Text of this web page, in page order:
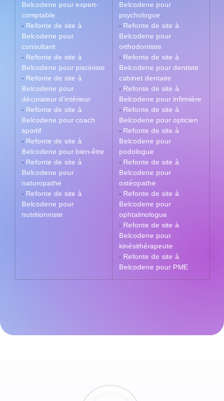
Belcodene pour expert-
comptable
- Refonte de site à
Belcodene pour
consultant
- Refonte de site à
Belcodene pour pisciniste
- Refonte de site à
Belcodene pour
décorateur d’intérieur
- Refonte de site à
Belcodene pour coach
sportif
- Refonte de site à
Belcodene pour bien-être
- Refonte de site à
Belcodene pour
naturopathe
- Refonte de site à
Belcodene pour
nutritionniste
Belcodene pour
psychologue
- Refonte de site à
Belcodene pour
orthodontiste
- Refonte de site à
Belcodene pour dentiste
cabinet dentaire
- Refonte de site à
Belcodene pour infirmière
- Refonte de site à
Belcodene pour opticien
- Refonte de site à
Belcodene pour
podologue
- Refonte de site à
Belcodene pour
ostéopathe
- Refonte de site à
Belcodene pour
ophtalmologue
- Refonte de site à
Belcodene pour
kinésithérapeute
- Refonte de site à
Belcodene pour PME